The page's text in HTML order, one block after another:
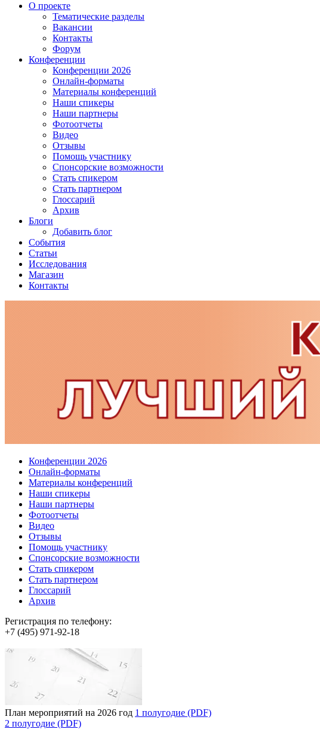
О проекте
Тематические разделы
Вакансии
Контакты
Форум
Конференции
Конференции 2026
Онлайн-форматы
Материалы конференций
Наши спикеры
Наши партнеры
Фотоотчеты
Видео
Отзывы
Помощь участнику
Спонсорские возможности
Стать спикером
Стать партнером
Глоссарий
Архив
Блоги
Добавить блог
События
Статьи
Исследования
Магазин
Контакты
Конференции 2026
Онлайн-форматы
Материалы конференций
Наши спикеры
Наши партнеры
Фотоотчеты
Видео
Отзывы
Помощь участнику
Спонсорские возможности
Стать спикером
Стать партнером
Глоссарий
Архив
Регистрация по телефону:
+7 (495) 971-92-18
План мероприятий на 2026 год 1 полугодие (PDF)
2 полугодие (PDF)